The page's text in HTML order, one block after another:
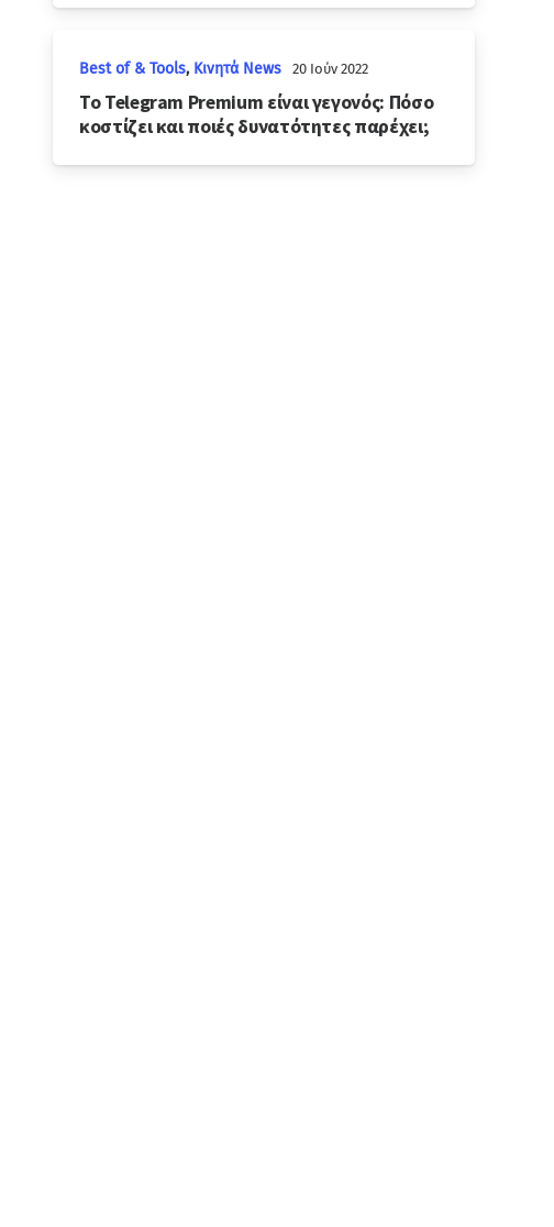
Best of & Tools, Κινητά News 20 Ιούν 2022
Το Telegram Premium είναι γεγονός: Πόσο
κοστίζει και ποιές δυνατότητες παρέχει;